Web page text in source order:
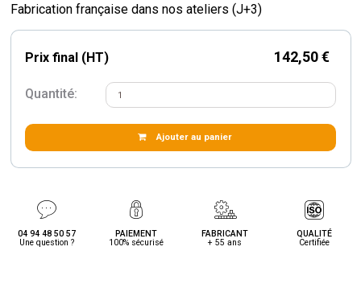
Fabrication française dans nos ateliers (J+3)
Prix final (HT) 142,50 €
Quantité:
Ajouter au panier
04 94 48 50 57
Une question ?
PAIEMENT
100% sécurisé
FABRICANT
+ 55 ans
QUALITÉ
Certifiée